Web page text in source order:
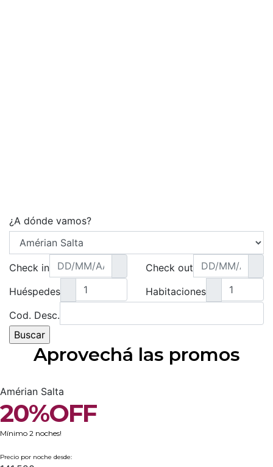
¿A dónde vamos?
Check in
Check out
Huéspedes
Habitaciones
Cod. Desc.
Aprovechá las promos
Amérian Salta
20%OFF
Mínimo 2 noches!
Precio por noche desde: